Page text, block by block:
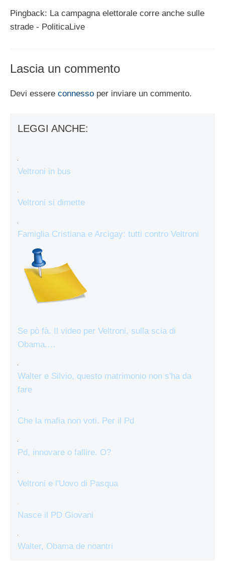
Pingback: La campagna elettorale corre anche sulle
strade - PoliticaLive
Lascia un commento
Devi essere connesso per inviare un commento.
LEGGI ANCHE:
Veltroni in bus
Veltroni si dimette
Famiglia Cristiana e Arcigay: tutti contro Veltroni
Se pò fà. Il video per Veltroni, sulla scia di
Obama.…
Walter e Silvio, questo matrimonio non s'ha da
fare
Che la mafia non voti. Per il Pd
Pd, innovare o fallire. O?
Veltroni e l'Uovo di Pasqua
Nasce il PD Giovani
Walter, Obama de noantri